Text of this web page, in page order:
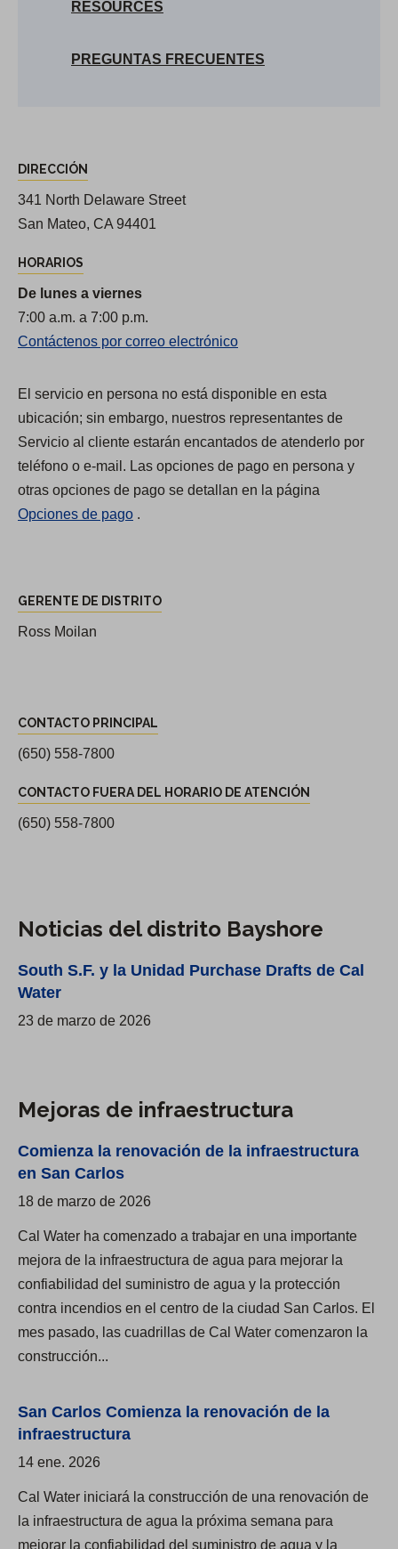
RESOURCES
PREGUNTAS FRECUENTES
i
r
e
c
c
i
o
n
s
y
h
o
r
a
o
s
d
i
t
r
B
y
s
h
e
DIRECCIÓN
341 North Delaware Street
San Mateo, CA 94401
HORARIOS
De lunes a viernes
7:00 a.m. a 7:00 p.m.
Contáctenos por correo electrónico
El servicio en persona no está disponible en esta
ubicación; sin embargo, nuestros representantes de
Servicio al cliente estarán encantados de atenderlo por
teléfono o e-mail. Las opciones de pago en persona y
otras opciones de pago se detallan en la página
Opciones de pago .
e
r
t
e
d
e
d
i
i
t
o
GERENTE DE DISTRITO
Ross Moilan
o
n
t
a
c
r
n
i
l
f
u
e
r
a
d
e
l
h
r
a
r
o
d
CONTACTO PRINCIPAL
(650) 558-7800
CONTACTO FUERA DEL HORARIO DE ATENCIÓN
(650) 558-7800
Noticias del distrito Bayshore
South S.F. y la Unidad Purchase Drafts de Cal
Water
23 de marzo de 2026
Mejoras de infraestructura
Comienza la renovación de la infraestructura
en San Carlos
18 de marzo de 2026
Cal Water ha comenzado a trabajar en una importante
mejora de la infraestructura de agua para mejorar la
confiabilidad del suministro de agua y la protección
contra incendios en el centro de la ciudad San Carlos. El
mes pasado, las cuadrillas de Cal Water comenzaron la
construcción...
San Carlos Comienza la renovación de la
infraestructura
14 ene. 2026
Cal Water iniciará la construcción de una renovación de
la infraestructura de agua la próxima semana para
mejorar la confiabilidad del suministro de agua y la